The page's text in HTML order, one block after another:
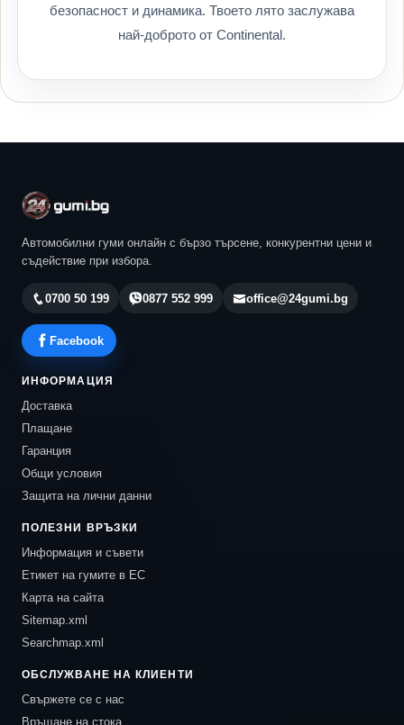
безопасност и динамика. Твоето лято заслужава
най-доброто от Continental.
Автомобилни гуми онлайн с бързо търсене, конкурентни цени и
съдействие при избора.
0700 50 199 0877 552 999 office@24gumi.bg
Facebook
ИНФОРМАЦИЯ
Доставка
Плащане
Гаранция
Общи условия
Защита на лични данни
ПОЛЕЗНИ ВРЪЗКИ
Информация и съвети
Етикет на гумите в ЕС
Карта на сайта
Sitemap.xml
Searchmap.xml
ОБСЛУЖВАНЕ НА КЛИЕНТИ
Свържете се с нас
Връщане на стока